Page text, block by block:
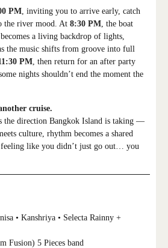
PM, inviting you to arrive early, catch
the river mood. At 8:30 PM, the boat
a living backdrop of lights,
the music shifts from groove into full
PM, then return for an after party
nights shouldn’t end the moment the
cruise.
the direction Bangkok Island is taking —
culture, rhythm becomes a shared
feeling like you didn’t just go out… you
• Kanshriya • Selecta Rainny +
Fusion) 5 Pieces band